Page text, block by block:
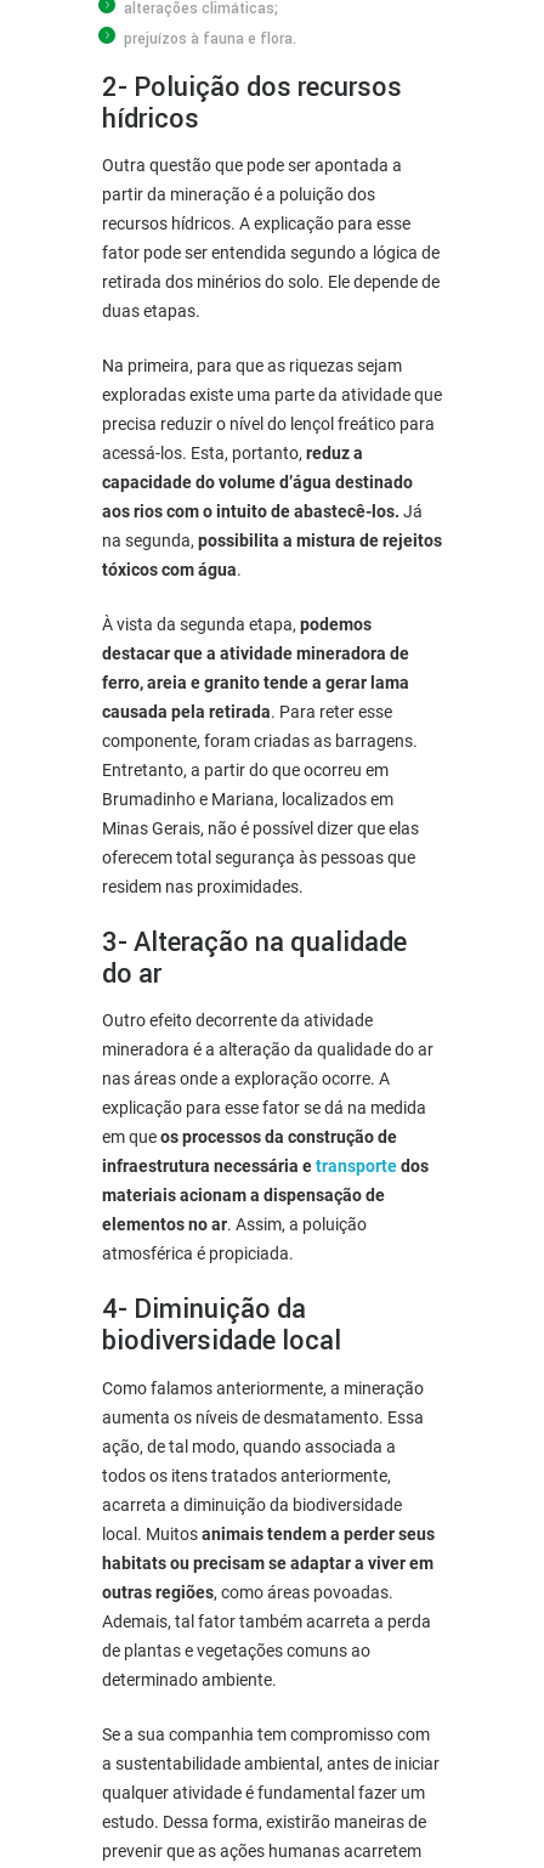
alterações climáticas;
prejuízos à fauna e flora.
2- Poluição dos recursos
hídricos
Outra questão que pode ser apontada a
partir da mineração é a poluição dos
recursos hídricos. A explicação para esse
fator pode ser entendida segundo a lógica de
retirada dos minérios do solo. Ele depende de
duas etapas.
Na primeira, para que as riquezas sejam
exploradas existe uma parte da atividade que
precisa reduzir o nível do lençol freático para
acessá-los. Esta, portanto, reduz a
capacidade do volume d’água destinado
aos rios com o intuito de abastecê-los. Já
na segunda, possibilita a mistura de rejeitos
tóxicos com água.
À vista da segunda etapa, podemos
destacar que a atividade mineradora de
ferro, areia e granito tende a gerar lama
causada pela retirada. Para reter esse
componente, foram criadas as barragens.
Entretanto, a partir do que ocorreu em
Brumadinho e Mariana, localizados em
Minas Gerais, não é possível dizer que elas
oferecem total segurança às pessoas que
residem nas proximidades.
3- Alteração na qualidade
do ar
Outro efeito decorrente da atividade
mineradora é a alteração da qualidade do ar
nas áreas onde a exploração ocorre. A
explicação para esse fator se dá na medida
em queos processos da construção de
infraestrutura necessária etransportedos
materiais acionam a dispensação de
elementos no ar. Assim, a poluição
atmosférica é propiciada.
4- Diminuição da
biodiversidade local
Como falamos anteriormente, a mineração
aumenta os níveis de desmatamento. Essa
ação, de tal modo, quando associada a
todos os itens tratados anteriormente,
acarreta a diminuição da biodiversidade
local. Muitosanimais tendem a perder seus
habitats ou precisam se adaptar a viver em
outras regiões, como áreas povoadas.
Ademais, tal fator também acarreta a perda
de plantas e vegetações comuns ao
determinado ambiente.
Se a sua companhia tem compromisso com
a sustentabilidade ambiental, antes de iniciar
qualquer atividade é fundamental fazer um
estudo. Dessa forma, existirão maneiras de
prevenir que as ações humanas acarretem